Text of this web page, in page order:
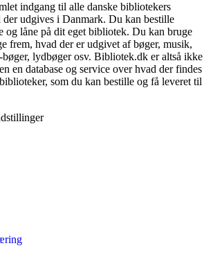
indgang til alle danske bibliotekers
udgives i Danmark. Du kan bestille
og låne på dit eget bibliotek. Du kan bruge
frem, hvad der er udgivet af bøger, musik,
lydbøger osv. Bibliotek.dk er altså ikke
en database og service over hvad der findes
som du kan bestille og få leveret til